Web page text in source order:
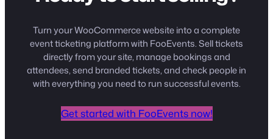
Turn your WooCommerce website into a complete
event ticketing platform with FooEvents. Sell tickets
directly from your site, manage bookings and
attendees, send branded tickets, and check people in
with everything you need to run successful events.
Get started with FooEvents now!